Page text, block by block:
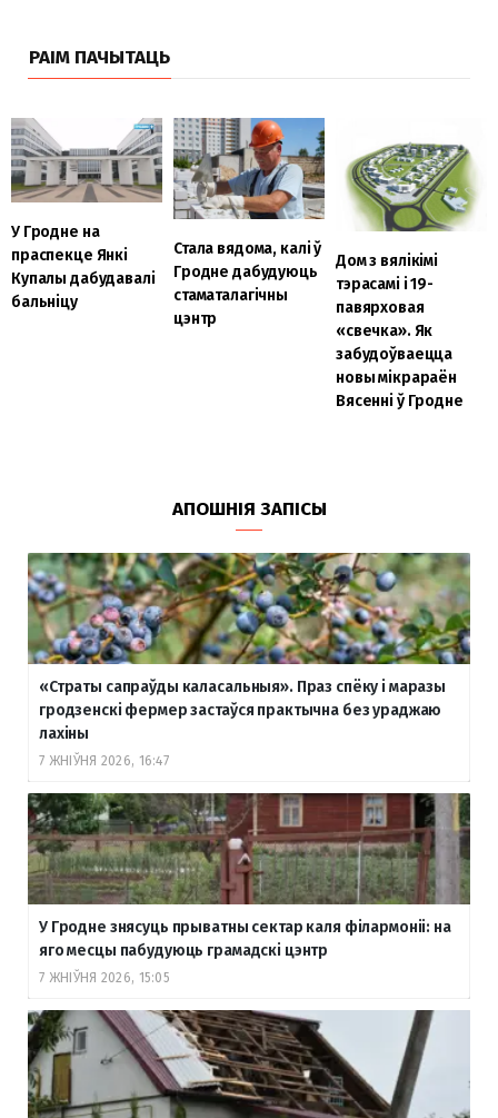
РАІМ ПАЧЫТАЦЬ
У Гродне на
праспекце Янкі
Купалы дабудавалі
бальніцу
Стала вядома, калі ў
Гродне дабудуюць
стаматалагічны
цэнтр
Дом з вялікімі
тэрасамі і 19-
павярховая
«свечка». Як
забудоўваецца
новы мікрараён
Вясенні ў Гродне
АПОШНІЯ ЗАПІСЫ
«Страты сапраўды каласальныя». Праз спёку і маразы
гродзенскі фермер застаўся практычна без ураджаю
лахіны
7 ЖНІЎНЯ 2026, 16:47
У Гродне знясуць прыватны сектар каля філармоніі: на
яго месцы пабудуюць грамадскі цэнтр
7 ЖНІЎНЯ 2026, 15:05